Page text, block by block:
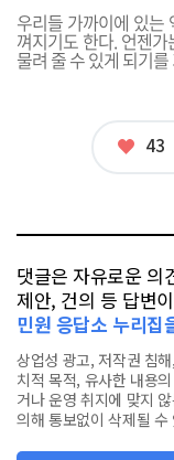
우리들 가까이에 있는
껴지기도 한다. 언젠
물려 줄 수 있게 되기
좋
43
댓글은 자유로운 의
제안, 건의 등 답변
민원 응답소 누리집
상업성 광고, 저작권 침
치적 목적, 유사한 내용
거나 운영 취지에 맞지
의해 통보없이 삭제될 수